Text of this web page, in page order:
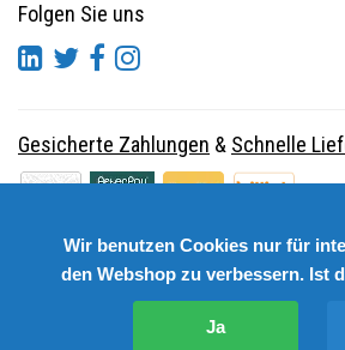
Folgen Sie uns
Gesicherte Zahlungen & Schnelle
Wir benutzen Cookies nur für
den Webshop zu verbessern. Ist
Ja